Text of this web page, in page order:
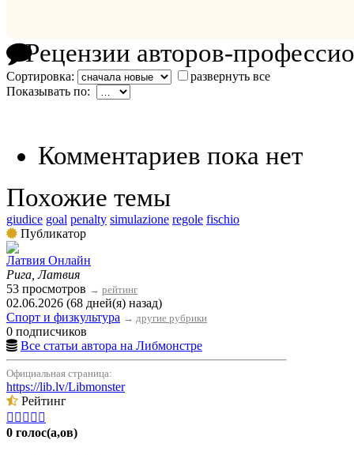
Рецензии авторов-
Сортировка:
развернуть все
Показывать по:
Комментариев пока нет
Похожие темы
giudice goal penalty simulazione regole fischio
Публикатор
Латвия Онлайн
Рига, Латвия
53 просмотров → рейтинг
02.06.2026 (68 дней(я) назад)
Спорт и физкультура → другие рубрики
0 подписчиков
Все статьи автора на Либмонстре
Официальная страница:
https://lib.lv/Libmonster
Рейтинг
    
0 голос(а,ов)